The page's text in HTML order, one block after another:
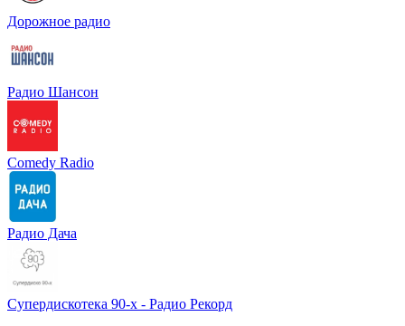
Дорожное радио
Радио Шансон
Comedy Radio
Радио Дача
Супердискотека 90-х - Радио Рекорд